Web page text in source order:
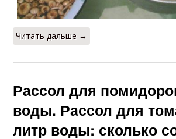
Читать дальше →
Рассол для
воды. Рассол для
литр воды: сколько